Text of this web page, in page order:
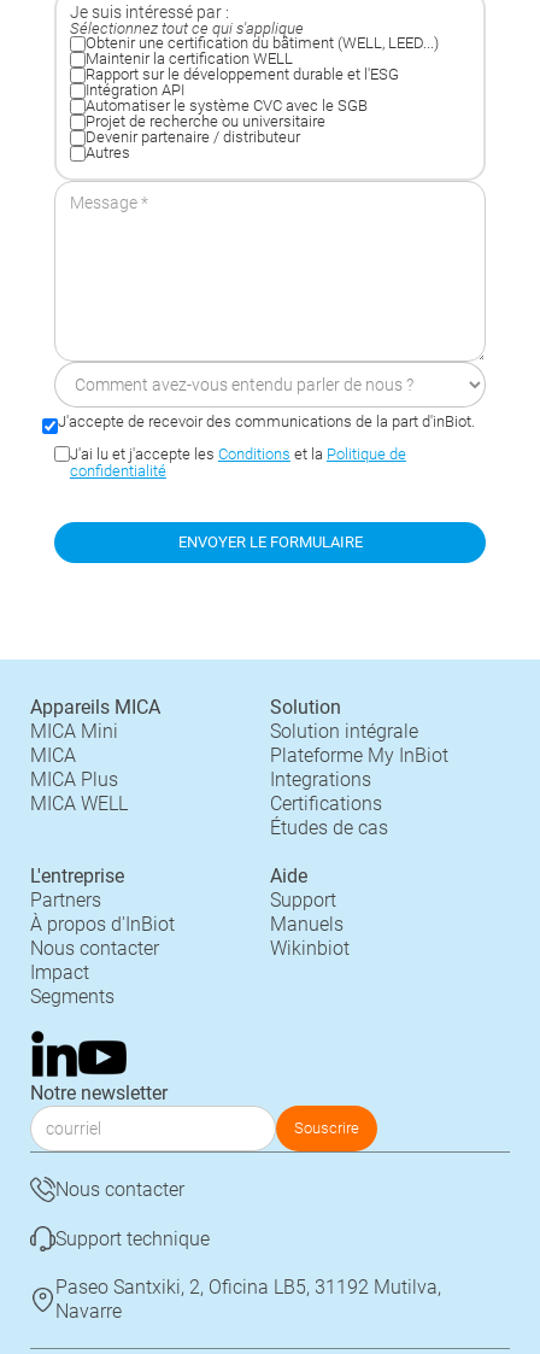
Je suis intéressé par :
Sélectionnez tout ce qui s'applique
Obtenir une certification du bâtiment (WELL, LEED...)
Maintenir la certification WELL
Rapport sur le développement durable et l'ESG
Intégration API
Automatiser le système CVC avec le SGB
Projet de recherche ou universitaire
Devenir partenaire / distributeur
Autres
J'accepte de recevoir des communications de la part d'inBiot.
J'ai lu et j'accepte les Conditions et la Politique de
confidentialité
Appareils MICA
MICA Mini
MICA
MICA Plus
MICA WELL
Solution
Solution intégrale
Plateforme My InBiot
Integrations
Certifications
Études de cas
L'entreprise
Partners
À propos d'InBiot
Nous contacter
Impact
Segments
Aide
Support
Manuels
Wikinbiot
Notre newsletter
Nous contacter
Support technique
Paseo Santxiki, 2, Oficina LB5, 31192 Mutilva,
Navarre